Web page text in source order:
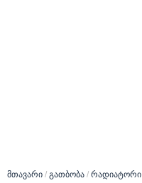
მთავარი / გათბობა / რადიატორი